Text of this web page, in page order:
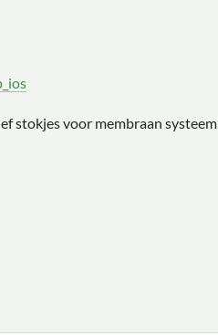
stokjes voor membraan systeem.